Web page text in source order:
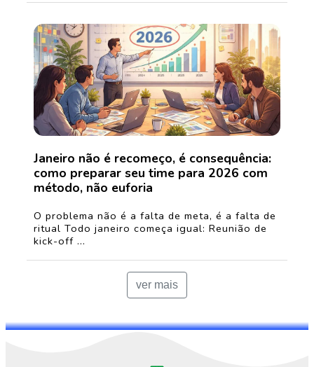
Janeiro não é recomeço, é consequência:
como preparar seu time para 2026 com
método, não euforia
O problema não é a falta de meta, é a falta de
ritual Todo janeiro começa igual: Reunião de
kick-off ...
ver mais